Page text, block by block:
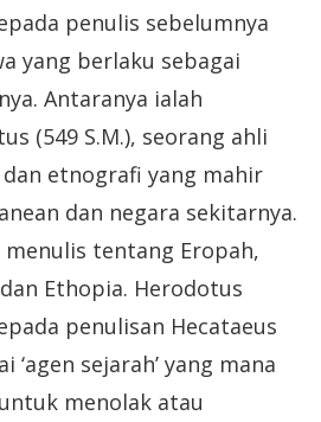
penulis sebelumnya
yang berlaku sebagai
Antaranya ialah
(549 S.M.), seorang ahli
etnografi yang mahir
dan negara sekitarnya.
menulis tentang Eropah,
Ethopia. Herodotus
penulisan Hecataeus
‘agen sejarah’ yang mana
menolak atau